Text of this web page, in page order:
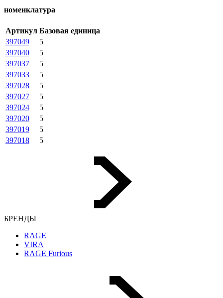
номенклатура
Артикул Базовая единица
397049
5
397040
5
397037
5
397033
5
397028
5
397027
5
397024
5
397020
5
397019
5
397018
5
БРЕНДЫ
RAGE
VIRA
RAGE Furious